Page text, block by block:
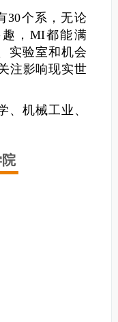
30个系，无论
，MI都能满
实验室和机会
注影响现实世
、机械工业、